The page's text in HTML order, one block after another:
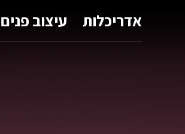
אדריכלות עיצוב פנים